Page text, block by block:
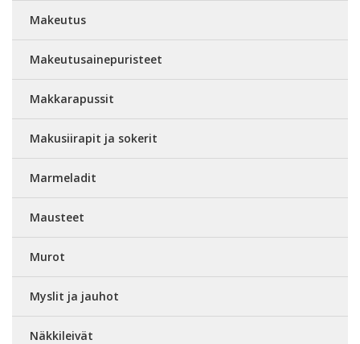
Makeutus
Makeutusainepuristeet
Makkarapussit
Makusiirapit ja sokerit
Marmeladit
Mausteet
Murot
Myslit ja jauhot
Näkkileivät